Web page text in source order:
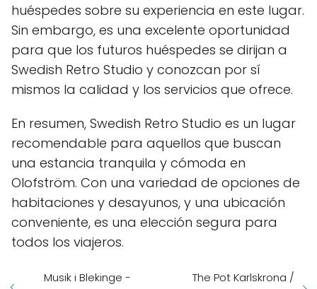
huéspedes sobre su experiencia en este lugar.
Sin embargo, es una excelente oportunidad
para que los futuros huéspedes se dirijan a
Swedish Retro Studio y conozcan por sí
mismos la calidad y los servicios que ofrece.
En resumen, Swedish Retro Studio es un lugar
recomendable para aquellos que buscan
una estancia tranquila y cómoda en
Olofström. Con una variedad de opciones de
habitaciones y desayunos, y una ubicación
conveniente, es una elección segura para
todos los viajeros.
Musik i Blekinge -
The Pot Karlskrona /